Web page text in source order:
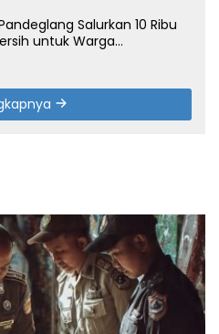
Salurkan 10 Ribu
untuk Warga